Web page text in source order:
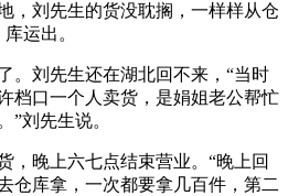
刘先生的货没耽搁，一样样从仓
库运出。
刘先生还在湖北回不来，“当时
档口一个人卖货，是娟姐老公帮忙
”刘先生说。
晚上六七点结束营业。“晚上回
仓库拿，一次都要拿几百件，第二